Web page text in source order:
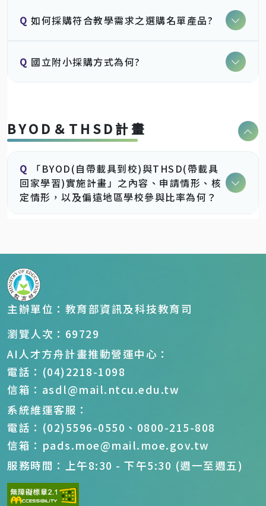
Q 如何採購符合教學需求之選購名單產品?
Q 國立附小採購方式為何?
BYOD＆THSD計畫
Q
「BYOD(自帶載具到校)與THSD(帶載具
回家學習)實施計畫」之內容、申請情形、核
定情形，以及偏遠地區學校參與比率為何？
主辦單位：教育部資訊及科技教育司
瀏覽人次：69729
AI人才方舟計畫推動營運中心：
電話：(04)2218-1098
信箱：asdl@mail.ntcu.edu.tw
系統維運客服：
電話：(02)5596-0550、0800-215-808
信箱：pads.moe@mail.moe.gov.tw
服務時間：上午8:30 - 下午5:30 (週一至週五)